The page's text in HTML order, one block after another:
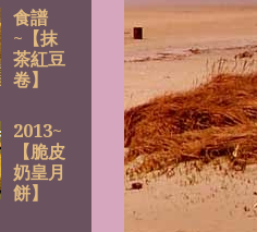
食譜
~【抹
茶紅豆
卷】
2013~
【脆皮
奶皇月
餅】